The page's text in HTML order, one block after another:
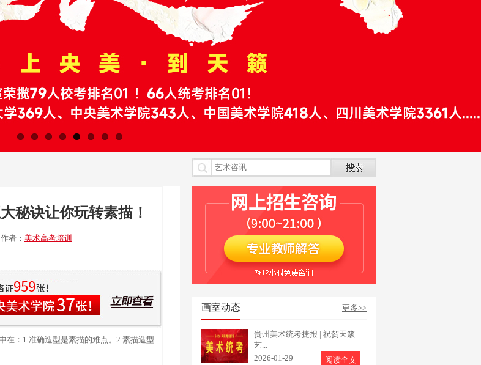
秘诀让你玩转素描！
作者： 美术高考培训
在：1.准确造型是素描的难点。2.素描造型
画室动态 更多>>
贵州美术统考捷报 | 祝贺天籁
艺...
2026-01-29
阅读全文